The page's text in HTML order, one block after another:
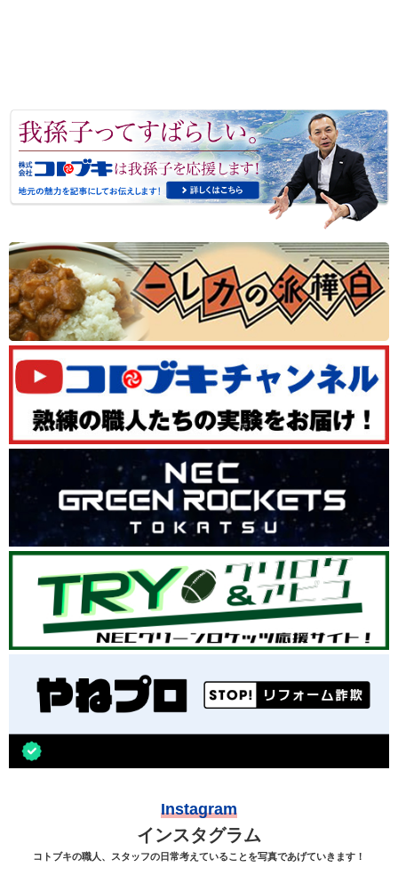
Instagram
インスタグラム
コトブキの職人、スタッフの日常考えていることを写真であげていきます！